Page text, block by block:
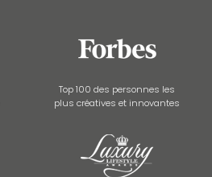
Top 100 des personnes les
plus créatives et innovantes